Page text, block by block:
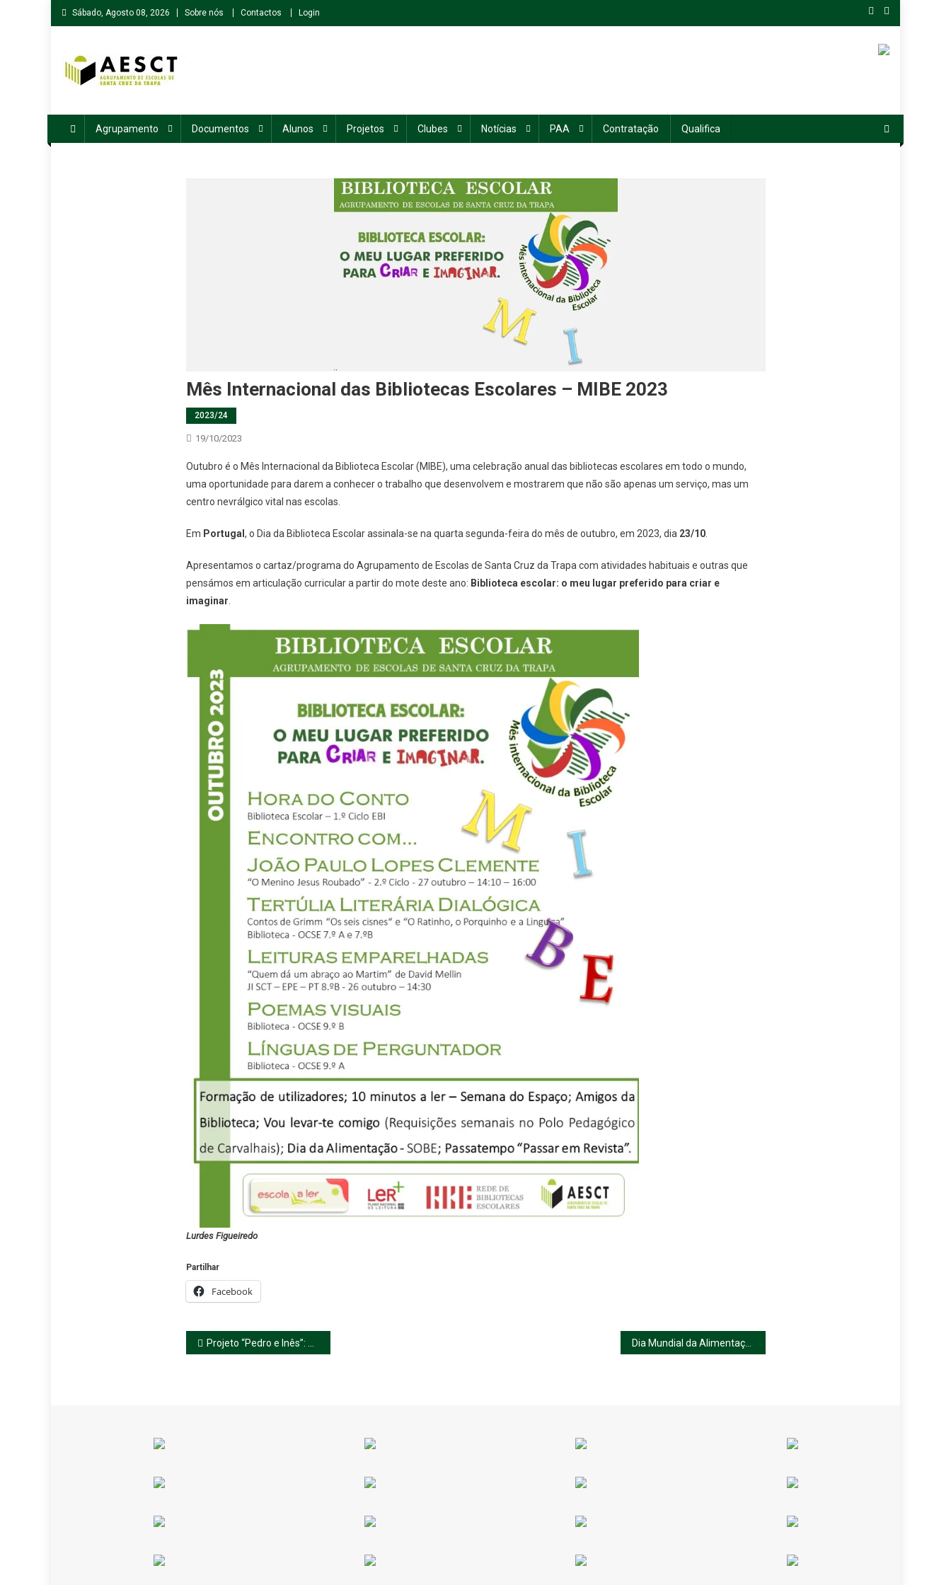
Skip
to
Sábado, Agosto 08, 2026 Sobre nós Contactos Login
Agrupamento Documentos Alunos Projetos Clubes Notícias PAA Contratação Qualifica
Mês Internacional das Bibliotecas Escolares – MIBE 2023
2023/24
19/10/2023
Outubro é o Mês Internacional da Biblioteca Escolar (MIBE), uma celebração anual das bibliotecas escolares em todo o mundo,
uma oportunidade para darem a conhecer o trabalho que desenvolvem e mostrarem que não são apenas um serviço, mas um
centro nevrálgico vital nas escolas.
Em Portugal , o Dia da Biblioteca Escolar assinala-se na quarta segunda-feira do mês de outubro, em 2023, dia 23/10.
Apresentamos o cartaz/programa do Agrupamento de Escolas de Santa Cruz da Trapa com atividades habituais e outras que
pensámos em articulação curricular a partir do mote deste ano: Biblioteca escolar: o meu lugar preferido para criar e
imaginar
Lurdes Figueiredo
Partilhar
Facebook
Navegação
Projeto “Pedro e Inês”: Sessão de sensibilização Dia Mundial da Alimentação das crianças do pré escolar e 1.º CEB de Manhouce